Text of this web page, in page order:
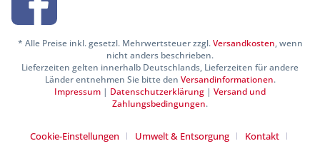
* Alle Preise inkl. gesetzl. Mehrwertsteuer zzgl.Versandkosten, wenn
nicht anders beschrieben.
Lieferzeiten gelten innerhalb Deutschlands, Lieferzeiten für andere
Länder entnehmen Sie bitte den Versandinformationen.
Impressum | Datenschutzerklärung | Versand und
Zahlungsbedingungen.
Cookie-Einstellungen Umwelt & Entsorgung Kontakt